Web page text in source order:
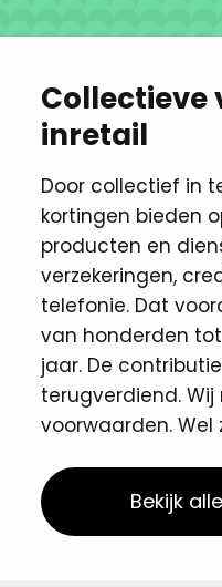
Collectieve
inretail
Door collectief in
kortingen ​bieden
producten en
verzekeringen,
telefonie. Dat
van honderden
jaar. De
terugverdiend.
voorwaarden. Wel
Bekijk